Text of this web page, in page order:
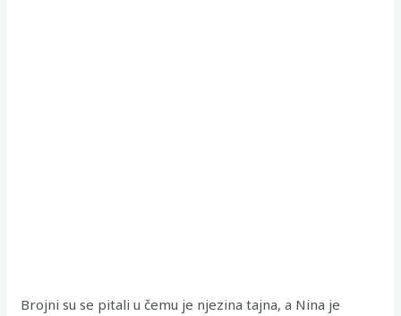
Brojni su se pitali u čemu je njezina tajna, a Nina je